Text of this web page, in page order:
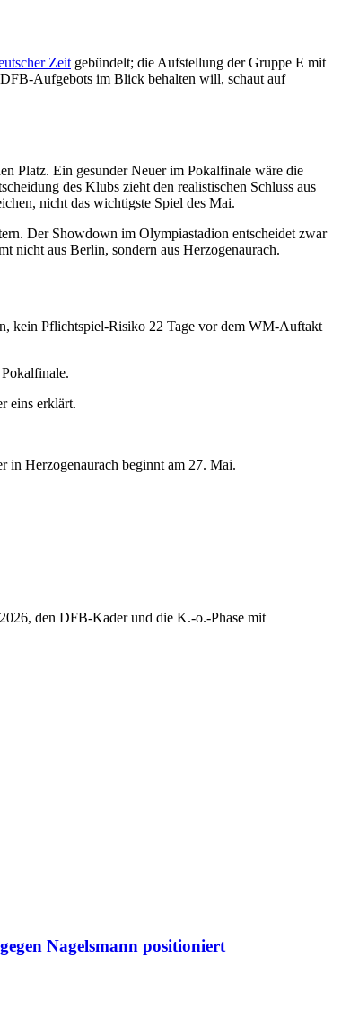
Zeit gebündelt; die Aufstellung der Gruppe E mit
Aufgebots im Blick behalten will, schaut auf
Platz. Ein gesunder Neuer im Pokalfinale wäre die
des Klubs zieht den realistischen Schluss aus
nicht das wichtigste Spiel des Mai.
Der Showdown im Olympiastadion entscheidet zwar
nicht aus Berlin, sondern aus Herzogenaurach.
kein Pflichtspiel-Risiko 22 Tage vor dem WM-Auftakt
eins erklärt.
in Herzogenaurach beginnt am 27. Mai.
den DFB-Kader und die K.-o.-Phase mit
Nagelsmann positioniert